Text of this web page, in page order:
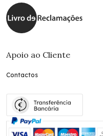
Apoio ao Cliente
Contactos